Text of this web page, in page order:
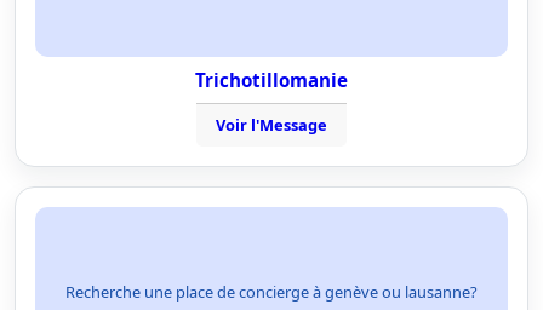
Trichotillomanie
Voir l'Message
Recherche une place de concierge à genève ou lausanne?